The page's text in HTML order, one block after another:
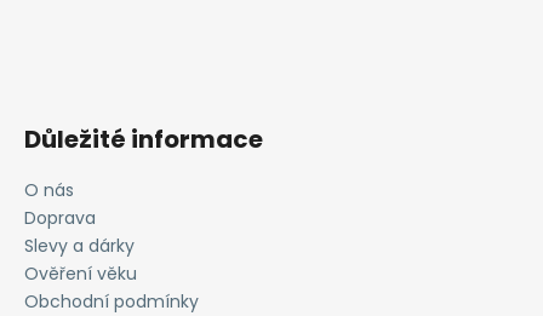
Důležité informace
O nás
Doprava
Slevy a dárky
Ověření věku
Obchodní podmínky